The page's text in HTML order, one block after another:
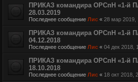
ПРИКАЗ командира ОРСпН «1-й
28.03.2019
Последнее сообщение Лис « 28 мар 2019,
ПРИКАЗ командира ОРСпН «1-й
04.12.2018
Последнее сообщение Лис « 04 дек 2018,
ПРИКАЗ командира ОРСпН «1-й
18.10.2018
Последнее сообщение Лис « 18 окт 2018,